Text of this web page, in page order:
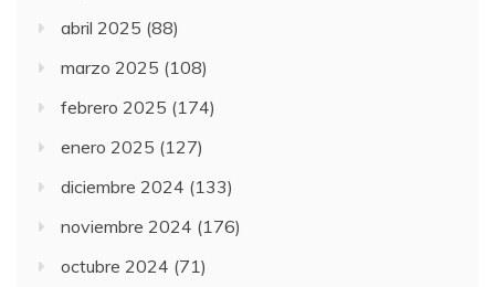
abril 2025 (88)
marzo 2025 (108)
febrero 2025 (174)
enero 2025 (127)
diciembre 2024 (133)
noviembre 2024 (176)
octubre 2024 (71)